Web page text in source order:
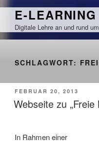
Zum
springen
E-
Digitale Lehre an und rund
SCHLAGWORT:
VERÖFFENTLICHT
AM
FEBRUAR 20, 2013
Webseite zu
In Rahmen einer